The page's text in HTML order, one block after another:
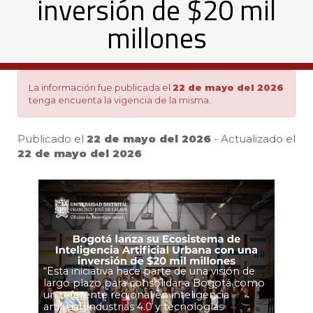
Urbana
con
una
inversión
de
$20
mil
inversión de $20 mil
millones
La información fue publicada el 22 de mayo del 2026
tenga encuenta la vigencia de la misma.
Publicado el 22 de mayo del 2026 - Actualizado el
22 de mayo del 2026
“Esta iniciativa hace parte de una visión de
largo plazo para consolidar a Bogotá como
un referente regional en inteligencia
artificial, industrias 4.0 y tecnologías